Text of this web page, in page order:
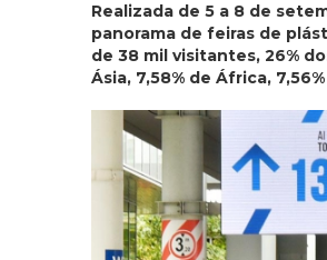
Realizada de 5 a 8 de
panorama de feiras de
de 38 mil visitantes, 26%
Ásia, 7,58% de África,